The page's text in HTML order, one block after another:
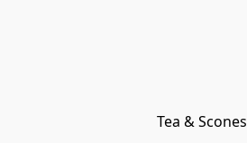
Tea & Scones